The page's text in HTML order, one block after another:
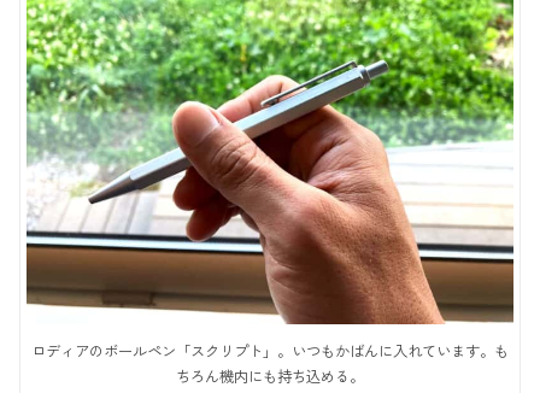
ロディアのボールペン「スクリプト」。いつもかばんに入れています。も
ちろん機内にも持ち込める。